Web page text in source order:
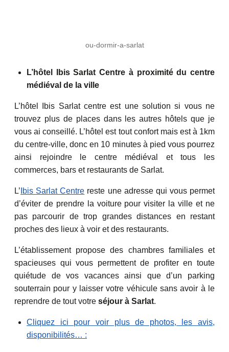
ou-dormir-a-sarlat
L’hôtel Ibis Sarlat Centre à proximité du centre
médiéval de la ville
L’hôtel Ibis Sarlat centre est une solution si vous ne
trouvez plus de places dans les autres hôtels que je
vous ai conseillé. L’hôtel est tout confort mais est à 1km
du centre-ville, donc en 10 minutes à pied vous pourrez
ainsi rejoindre le centre médiéval et tous les
commerces, bars et restaurants de Sarlat.
L’ Ibis Sarlat Centre reste une adresse qui vous permet
d’éviter de prendre la voiture pour visiter la ville et ne
pas parcourir de trop grandes distances en restant
proches des lieux à voir et des restaurants.
L’établissement propose des chambres familiales et
spacieuses qui vous permettent de profiter en toute
quiétude de vos vacances ainsi que d’un parking
souterrain pour y laisser votre véhicule sans avoir à le
reprendre de tout votre séjour à Sarlat.
Cliquez ici pour voir plus de photos, les avis,
disponibilités… :